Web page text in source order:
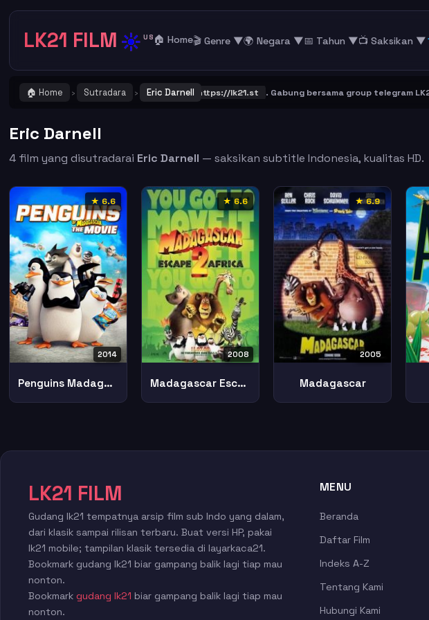
LK21 FILM ☀️ US 🏠 Home🎬 Genre ▼🌍 Negara ▼📅 Tahun ▼📺 Saksikan ▼
🏠 Home › Sutradara › Eric Darnell
! Catat dan Bookmark alamat URL LK21 https://lk21.st . Gabung bersama group telegram LK21 di
Eric Darnell
4 film yang disutradarai Eric Darnell — saksikan subtitle Indonesia, kualitas HD.
★ 6.6
2014
Penguins Madagascar
★ 6.6
2008
Madagascar Escape 2 Africa
★ 6.9
2005
Madagascar
LK21 FILM
Gudang lk21 tempatnya arsip film sub Indo yang dalam,
dari klasik sampai rilisan terbaru. Buat versi HP, pakai
lk21 mobile; tampilan klasik tersedia di layarkaca21.
Bookmark gudang lk21 biar gampang balik lagi tiap mau
nonton.
Bookmark gudang lk21 biar gampang balik lagi tiap mau
nonton.
MENU
Beranda
Daftar Film
Indeks A-Z
Tentang Kami
Hubungi Kami